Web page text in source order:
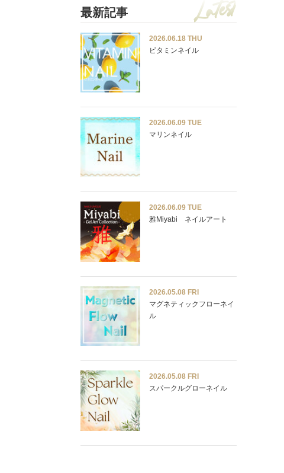
最新記事
2026.06.18 THU
ビタミンネイル
2026.06.09 TUE
マリンネイル
2026.06.09 TUE
雅Miyabi ネイルアート
2026.05.08 FRI
マグネティックフローネイ
ル
2026.05.08 FRI
スパークルグローネイル